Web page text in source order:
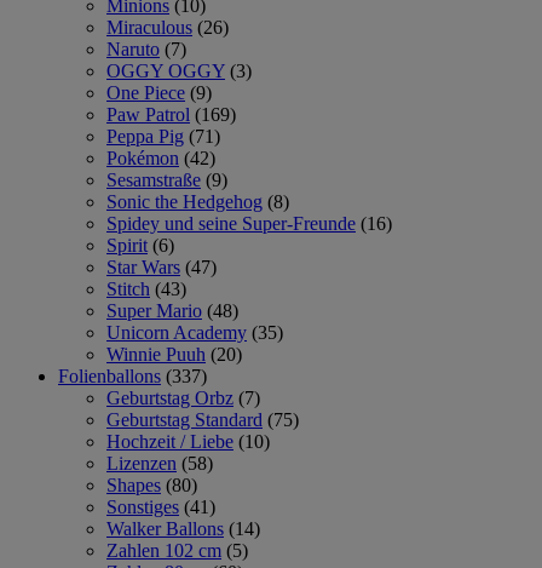
Minions (10)
Miraculous (26)
Naruto (7)
OGGY OGGY (3)
One Piece (9)
Paw Patrol (169)
Peppa Pig (71)
Pokémon (42)
Sesamstraße (9)
Sonic the Hedgehog (8)
Spidey und seine Super-Freunde (16)
Spirit (6)
Star Wars (47)
Stitch (43)
Super Mario (48)
Unicorn Academy (35)
Winnie Puuh (20)
Folienballons (337)
Geburtstag Orbz (7)
Geburtstag Standard (75)
Hochzeit / Liebe (10)
Lizenzen (58)
Shapes (80)
Sonstiges (41)
Walker Ballons (14)
Zahlen 102 cm (5)